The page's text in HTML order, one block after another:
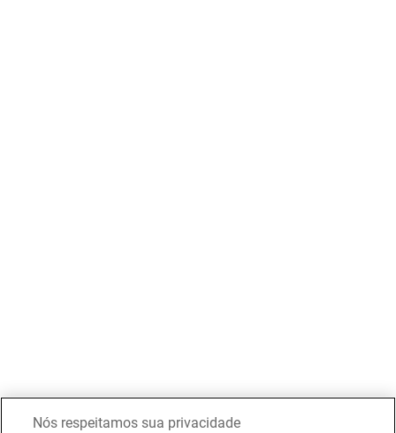
Nós respeitamos sua privacidade